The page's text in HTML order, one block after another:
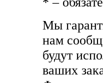
Мы
нам
будут
ваших